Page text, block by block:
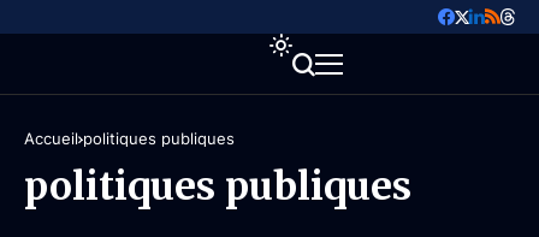
Accueil politiques publiques
politiques publiques